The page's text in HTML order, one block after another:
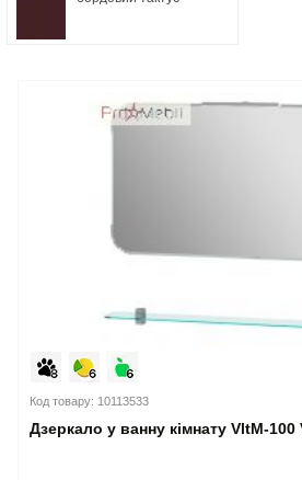
Код товару: 10113533
Дзеркало у ванну кімнату VltM-